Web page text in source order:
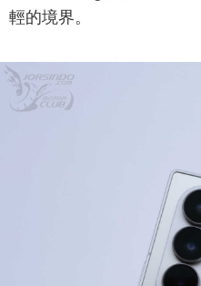
輕的境界。